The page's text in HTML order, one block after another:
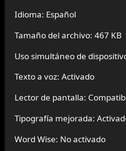
Idioma: Español
Tamaño del archivo: 467 KB
Uso simultáneo de
Texto a voz: Activado
Lector de pantalla:
Tipografía mejorada:
Word Wise: No activado